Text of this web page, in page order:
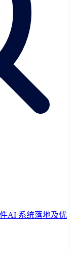
AI 系统落地及优